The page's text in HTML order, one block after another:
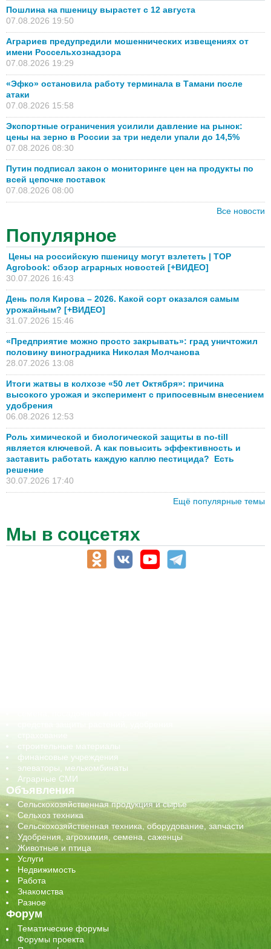
Пошлина на пшеницу вырастет с 12 августа
07.08.2026 19:50
Аграриев предупредили мошеннических извещениях от
имени Россельхознадзора
07.08.2026 19:29
«Эфко» остановила работу терминала в Тамани после
атаки
07.08.2026 15:58
Экспортные ограничения усилили давление на рынок:
цены на зерно в России за три недели упали до 14,5%
07.08.2026 08:30
Путин подписал закон о мониторинге цен на продукты по
всей цепочке поставок
07.08.2026 08:00
Все новости
Популярное
Цены на российскую пшеницу могут взлететь | TOP
Agrobook: обзор аграрных новостей [+ВИДЕО]
30.07.2026 16:43
День поля Кирова – 2026. Какой сорт оказался самым
урожайным? [+ВИДЕО]
31.07.2026 15:46
«Предприятие можно просто закрывать»: град уничтожил
половину виноградника Николая Молчанова
28.07.2026 13:08
Итоги жатвы в колхозе «50 лет Октября»: причина
высокого урожая и эксперимент с припосевным внесением
удобрения
06.08.2026 12:53
Роль химической и биологической защиты в no-till
является ключевой. А как повысить эффективность и
заставить работать каждую каплю пестицида? Есть
решение
30.07.2026 17:40
Ещё популярные темы
Мы в соцсетях
строительные материалы
финансовые учреждения
элеваторы, мелькомбинаты
Аграрные СМИ
Объявления
Сельскохозяйственная продукция и сырье
Сельхоз техника
Сельскохозяйственная техника, оборудование, запчасти
Удобрения, агрохимия, семена, саженцы
Животные и птица
Услуги
Недвижимость
Работа
Знакомства
Разное
Форум
Тематические форумы
Форумы проекта